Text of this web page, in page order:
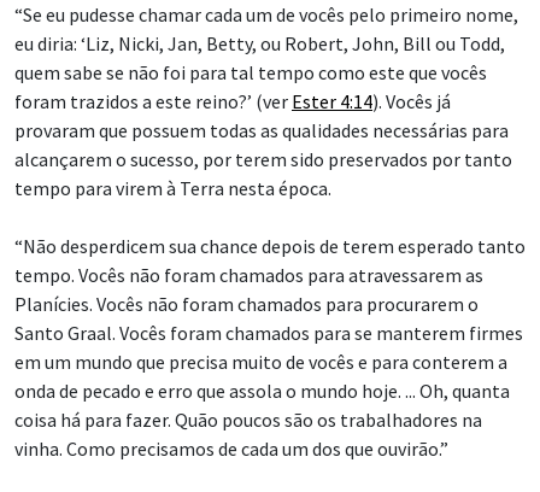
“Se eu pudesse chamar cada um de vocês pelo primeiro nome,
eu diria: ‘Liz, Nicki, Jan, Betty, ou Robert, John, Bill ou Todd,
quem sabe se não foi para tal tempo como este que vocês
foram trazidos a este reino?’ (ver Ester 4:14). Vocês já
provaram que possuem todas as qualidades necessárias para
alcançarem o sucesso, por terem sido preservados por tanto
tempo para virem à Terra nesta época.
“Não desperdicem sua chance depois de terem esperado tanto
tempo. Vocês não foram chamados para atravessarem as
Planícies. Vocês não foram chamados para procurarem o
Santo Graal. Vocês foram chamados para se manterem firmes
em um mundo que precisa muito de vocês e para conterem a
onda de pecado e erro que assola o mundo hoje. ... Oh, quanta
coisa há para fazer. Quão poucos são os trabalhadores na
vinha. Como precisamos de cada um dos que ouvirão.”